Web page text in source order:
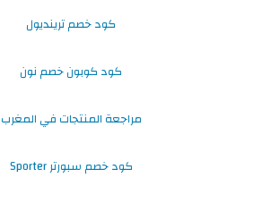
كود خصم ترينديول
كود كوبون خصم نون
مراجعة المنتجات في المغرب
كود خصم سبورتر Sporter